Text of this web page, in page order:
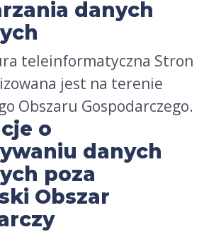
danych
teleinformatyczna Stron
jest na terenie
Obszaru Gospodarczego.
o
danych
poza
Obszar